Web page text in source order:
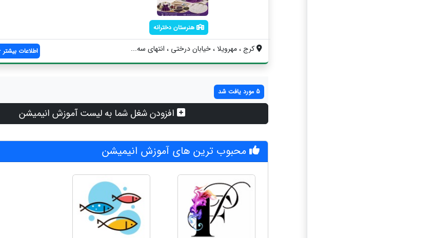
هنرستان دخترانه
کرج ، مهرویلا ، خیابان درختی ، انتهای سه... اطلاعات بیشتر
5 مورد یافت شد
افزودن شغل شما به لیست آموزش انیمیشن
محبوب ترین های آموزش انیمیشن